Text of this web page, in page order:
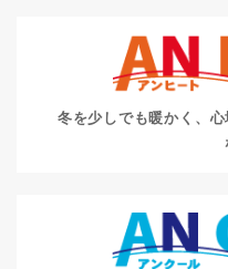
冬を少しでも暖かく、